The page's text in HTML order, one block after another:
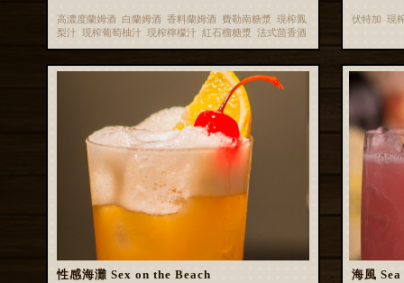
高濃度蘭姆酒 白蘭姆酒 香料蘭姆酒 費勒南糖漿 現榨鳳
梨汁 現榨葡萄柚汁 現榨檸檬汁 紅石榴糖漿 法式茴香酒
伏特加 現
性感海灘 Sex on the Beach 海風